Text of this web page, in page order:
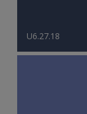
U6.27.18